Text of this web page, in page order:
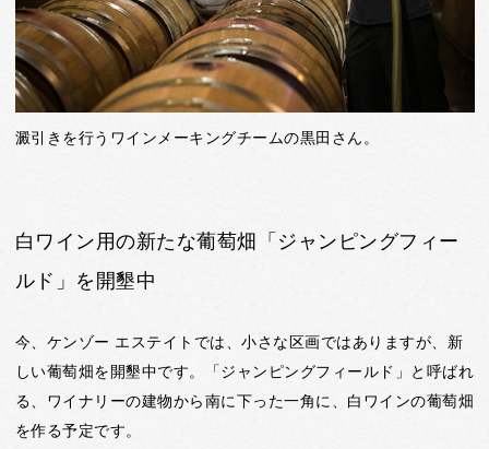
澱引きを行うワインメーキングチームの黒田さん。
白ワイン用の新たな葡萄畑「ジャンピングフィー
ルド」を開墾中
今、ケンゾー エステイトでは、小さな区画ではありますが、新
しい葡萄畑を開墾中です。「ジャンピングフィールド」と呼ばれ
る、ワイナリーの建物から南に下った一角に、白ワインの葡萄畑
を作る予定です。